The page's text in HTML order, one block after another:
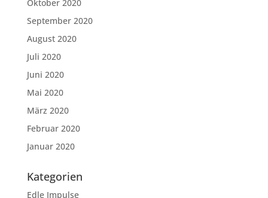
Oktober 2020
September 2020
August 2020
Juli 2020
Juni 2020
Mai 2020
März 2020
Februar 2020
Januar 2020
Kategorien
Edle Impulse